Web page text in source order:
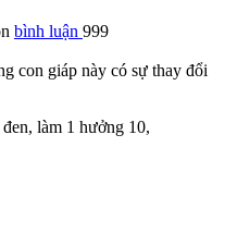
bình luận 999
con giáp này có sự thay đổi